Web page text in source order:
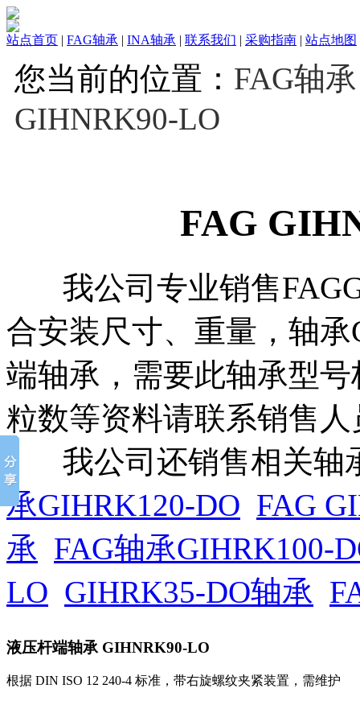
站点首页 | FAG轴承 | INA轴承 | 联系我们 | 采购指南 | 站点地图
您当前的位置： FAG轴承
GIHNRK90-LO
FAG
我公司专业销售
合安装尺寸、重量，轴
端轴承，需要此轴承型
粒数等资料请联系销售人
我公司还销售相关轴
承GIHRK120-DO FAG
承 FAG轴承GIHRK100-
LO GIHRK35-DO轴承
液压杆端轴承 GIHNRK90-LO
根据 DIN ISO 12 240-4 标准，带右旋螺纹夹紧装置，需维护